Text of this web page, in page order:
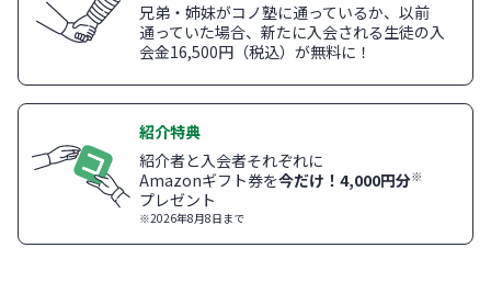
兄弟・姉妹がコノ塾に通っているか、以前
通っていた場合、新たに入会される生徒の入
会金16,500円（税込）が無料に！
紹介特典
紹介者と入会者それぞれに
Amazonギフト券を今だけ！4,000円分※
プレゼント
※2026年8月8日まで